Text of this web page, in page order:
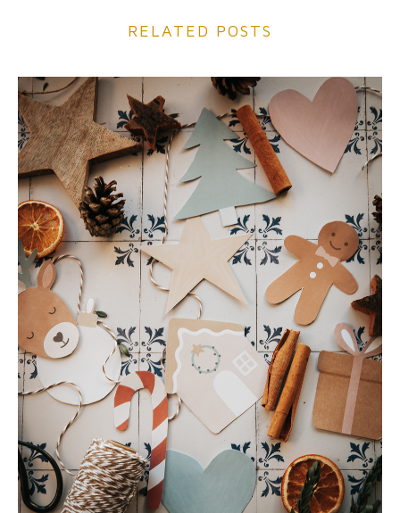
RELATED POSTS